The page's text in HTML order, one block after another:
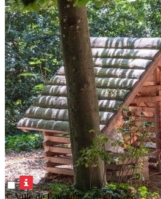
© Ville de Lausanne